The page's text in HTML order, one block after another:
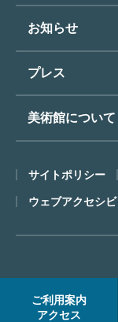
ご利用案内
アクセス
フロアマップ
ミュージアム
カフェ
コレクション
オンラインで美
博物館実習に
よくあるご質問
東郷⻘児作品著
お知らせ
お知らせトップ
プレス
プレスリリース
美術館について
ごあいさつ
コンセプト
沿革
FACEアーカイ
サイトポリシー
ウェブアクセシ